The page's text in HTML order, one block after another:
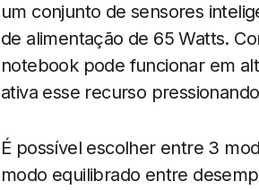
um conjunto de sensores
de alimentação de 65 Watts.
notebook pode funcionar em
ativa esse recurso
É possível escolher entre 3
modo equilibrado entre